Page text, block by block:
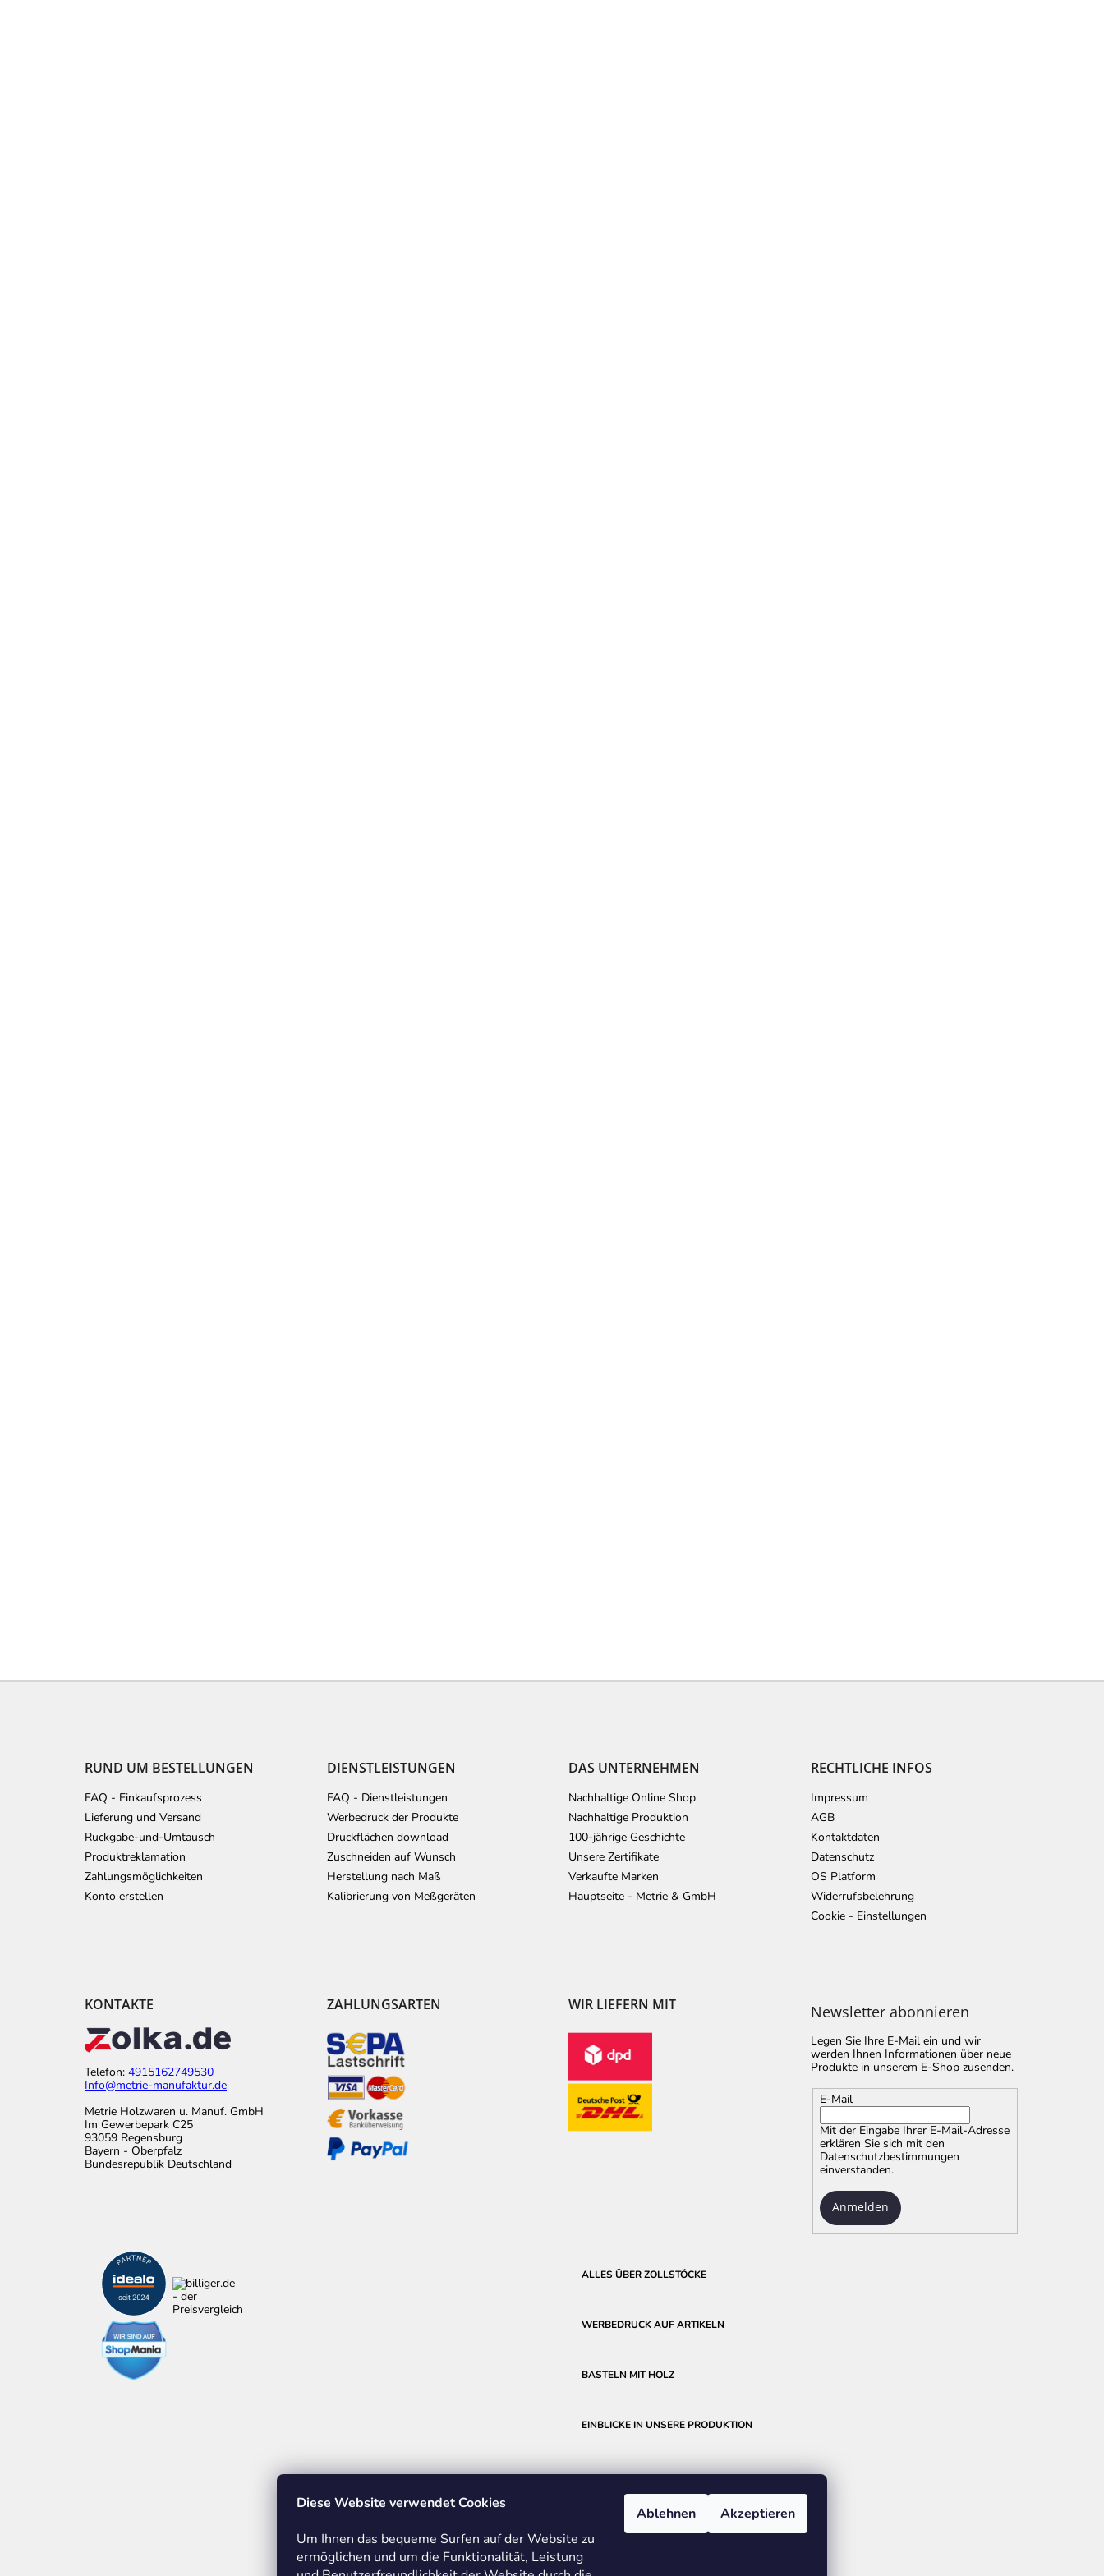
Diese Website verwendet Cookies
Um Ihnen das bequeme Surfen auf der Website zu
ermöglichen und um die Funktionalität, Leistung
Ablehnen Akzeptieren
RUND UM BESTELLUNGEN
FAQ - Einkaufsprozess
Lieferung und Versand
Ruckgabe-und-Umtausch
Produktreklamation
Zahlungsmöglichkeiten
Konto erstellen
DIENSTLEISTUNGEN
FAQ - Dienstleistungen
Werbedruck der Produkte
Druckflächen download
Zuschneiden auf Wunsch
Herstellung nach Maß
Kalibrierung von Meßgeräten
DAS UNTERNEHMEN
Nachhaltige Online Shop
Nachhaltige Produktion
100-jährige Geschichte
Unsere Zertifikate
Verkaufte Marken
Hauptseite - Metrie & GmbH
RECHTLICHE INFOS
Impressum
AGB
Kontaktdaten
Datenschutz
OS Platform
Widerrufsbelehrung
Cookie - Einstellungen
KONTAKTE
Telefon: 4915162749530
Info@metrie-manufaktur.de
Metrie Holzwaren u. Manuf. GmbH
Im Gewerbepark C25
93059 Regensburg
Bayern - Oberpfalz
Bundesrepublik Deutschland
ZAHLUNGSARTEN WIR LIEFERN MIT Newsletter abonnieren
Legen Sie Ihre E-Mail ein und wir
werden Ihnen Informationen über neue
Produkte in unserem E-Shop zusenden.
E-Mail
Mit der Eingabe Ihrer E-Mail-Adresse
erklären Sie sich mitden
Datenschutzbestimmungen
einverstanden.
Anmelden
ALLES ÜBER ZOLLSTÖCKE
WERBEDRUCK AUF ARTIKELN
BASTELN MIT HOLZ
EINBLICKE IN UNSERE PRODUKTION